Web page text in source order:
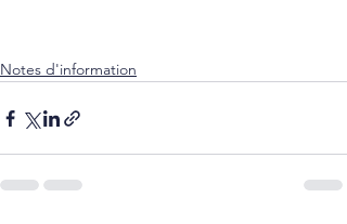
Notes d'information